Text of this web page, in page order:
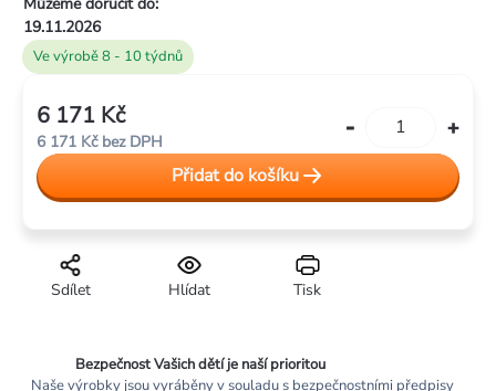
z
5
hvězdiček.
Ve výrobě 8 - 10 týdnů
19.11.2026
Tisk
Hlídat
Sdílet
6 171 Kč
6 171 Kč bez DPH
cena:
Přidat do košíku
Bezpečnost Vašich dětí je naší prioritou
Naše výrobky jsou vyráběny v souladu s bezpečnostními předpisy